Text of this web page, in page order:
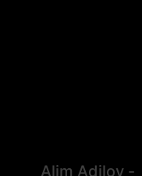
Alim Adilov -